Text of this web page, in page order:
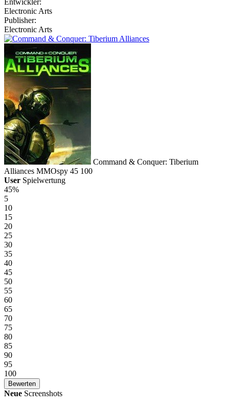
Electronic Arts
Publisher:
Electronic Arts
Command & Conquer: Tiberium
Alliances MMOspy 45 100
User Spielwertung
45%
5
10
15
20
25
30
35
40
45
50
55
60
65
70
75
80
85
90
95
100
Neue Screenshots